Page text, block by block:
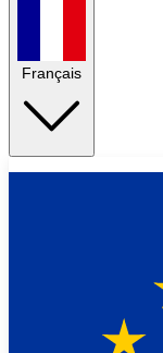
Français